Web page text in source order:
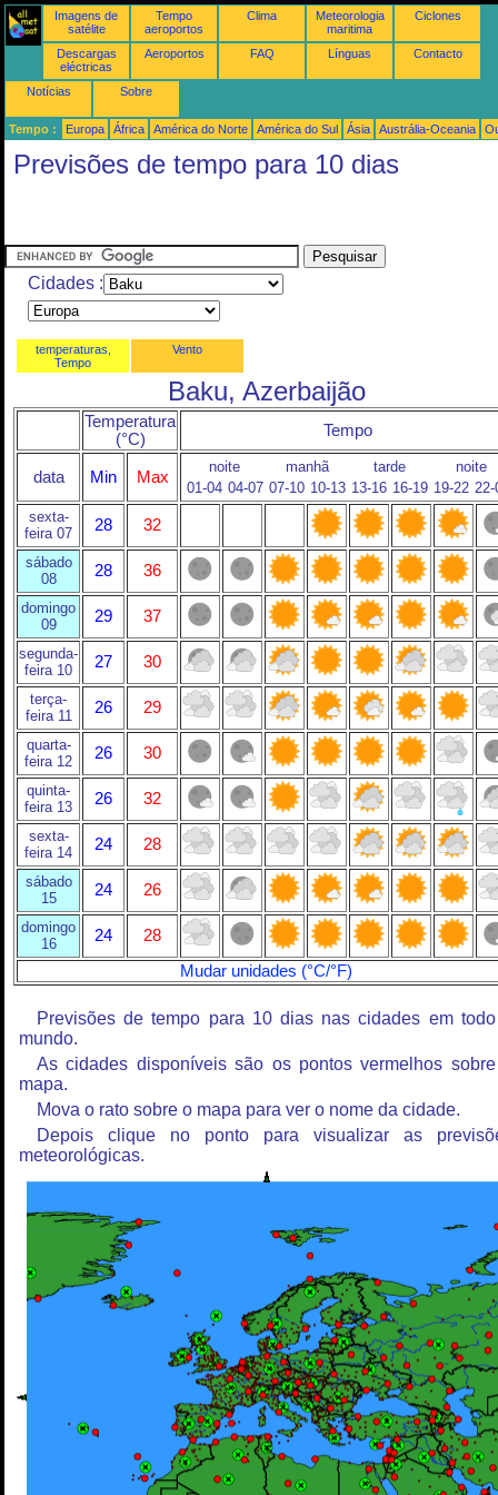
Imagens de
satélite
Tempo
aeroportos
Clima
Meteorologia
maritima
Ciclones
Descargas
eléctricas
Aeroportos FAQ Línguas Contacto
Notícias Sobre
Tempo : Europa África América do Norte América do Sul Ásia Austrália-Oceania
Previsões de tempo para 10 dias
Cidades :
temperaturas,
Tempo
Vento
Baku, Azerbaijão
Temperatura
(°C)
Tempo
data Min Max
noite manhã tarde
noite
01-04 04-07 07-10 10-13 13-16 16-19 19-22 22-
sexta-
feira 07
28 32
sábado
08
28 36
domingo
09
29 37
segunda-
feira 10
27 30
terça-
feira 11
26 29
quarta-
feira 12
26 30
quinta-
feira 13
26 32
sexta-
feira 14
24 28
sábado
15
24 26
domingo
16
24
28
Mudar unidades (°C/°F)
Previsões de tempo para 10 dias nas cidades em
mundo.
As cidades disponíveis são os pontos vermelhos
mapa.
Mova o rato sobre o mapa para ver o nome da cidade.
Depois clique no ponto para visualizar as
meteorológicas.